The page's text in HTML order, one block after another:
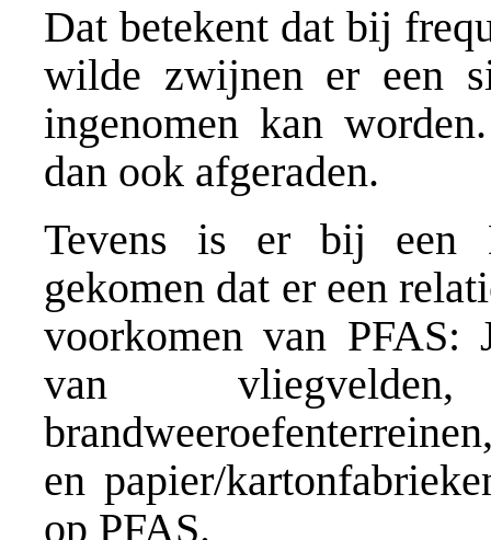
Dat betekent dat bij
wilde zwijnen er een
ingenomen kan
dan ook afgeraden.
Tevens is er bij een
gekomen dat er een
voorkomen van PFAS:
van
en papier/
op PFAS.